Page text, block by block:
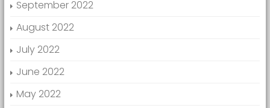
September 2022
August 2022
July 2022
June 2022
May 2022